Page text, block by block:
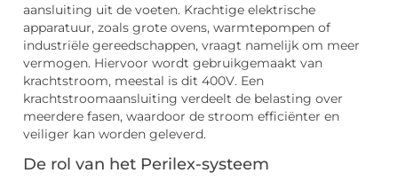
aansluiting uit de voeten. Krachtige elektrische
apparatuur, zoals grote ovens, warmtepompen of
industriële gereedschappen, vraagt namelijk om meer
vermogen. Hiervoor wordt gebruikgemaakt van
krachtstroom, meestal is dit 400V. Een
krachtstroomaansluiting verdeelt de belasting over
meerdere fasen, waardoor de stroom efficiënter en
veiliger kan worden geleverd.
De rol van het Perilex-systeem